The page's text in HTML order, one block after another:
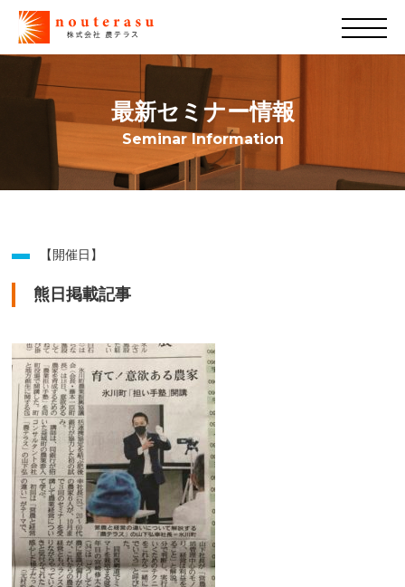
最新セミナー情報
Seminar Information
【開催日】
熊日掲載記事